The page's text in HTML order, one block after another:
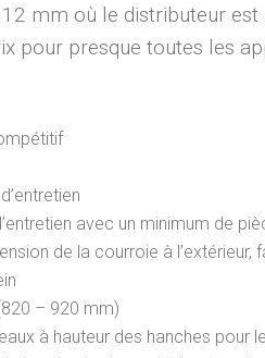
mm où le distributeur
pour presque toutes les
avec un minimum de
de la courroie à l’extérieur,
– 920 mm)
à hauteur des hanches pour